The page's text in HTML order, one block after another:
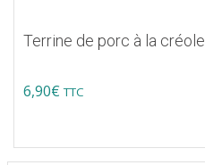
Terrine de porc à la créole
6,90€ TTC